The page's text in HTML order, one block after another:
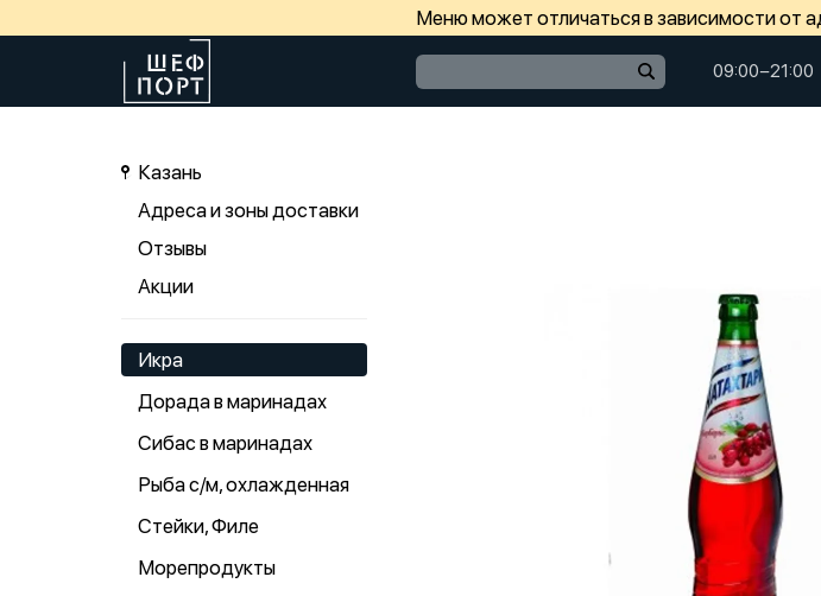
Меню может отличаться в зависимости от
09:00−21:00
Казань
Адреса и зоны доставки
Отзывы
Акции
Икра
Дорада в маринадах
Сибас в маринадах
Рыба с/м, охлажденная
Стейки, Филе
Морепродукты